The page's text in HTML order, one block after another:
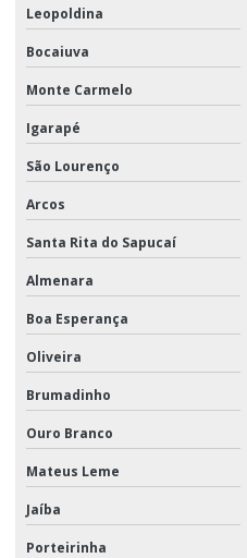
Leopoldina
Bocaiuva
Monte Carmelo
Igarapé
São Lourenço
Arcos
Santa Rita do Sapucaí
Almenara
Boa Esperança
Oliveira
Brumadinho
Ouro Branco
Mateus Leme
Jaíba
Porteirinha